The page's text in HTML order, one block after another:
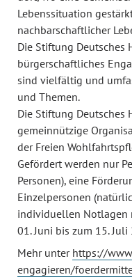
Lebenssituation
nachbarschaftlicher
Die Stiftung Deutsches
bürgerschaftliches
sind vielfältig und
und Themen.
Die Stiftung
gemeinnützige
der Freien
Gefördert werden nur
Personen), eine
Einzelpersonen
individuellen Notlagen
01. Juni bis zum 15. Juli
Mehr unter https://
engagieren/